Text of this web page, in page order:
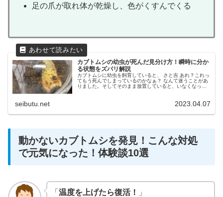
足の爪が取れ体が乾燥し、色がくすんでくる
カブトムシの幼虫が死んだ見分け方！瞬時に分か
る状態をズバリ解説
カブトムシに幼虫を飼育していると、 さと吉 あれ？これっ
てもう死んでしまっているのかなぁ？ なんて迷うことがあ
りました。そしてそのまま放置していると、いなくなって
seibutu.net 2023.04.07
動かないカブトムシを発見！こんな対処
で元気になった！体験談10選
「 温度を上げたら復活！
」